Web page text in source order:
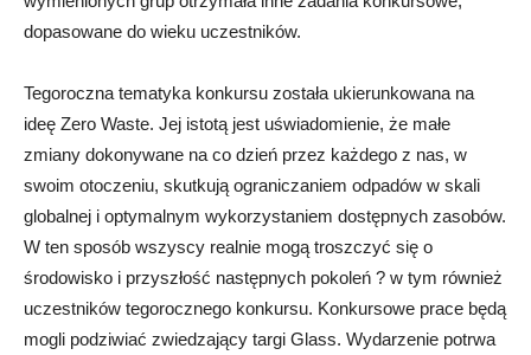
dopasowane do wieku uczestników.
Tegoroczna tematyka konkursu została ukierunkowana na
ideę Zero Waste. Jej istotą jest uświadomienie, że małe
zmiany dokonywane na co dzień przez każdego z nas, w
swoim otoczeniu, skutkują ograniczaniem odpadów w skali
globalnej i optymalnym wykorzystaniem dostępnych zasobów.
W ten sposób wszyscy realnie mogą troszczyć się o
środowisko i przyszłość następnych pokoleń ? w tym również
uczestników tegorocznego konkursu. Konkursowe prace będą
mogli podziwiać zwiedzający targi Glass. Wydarzenie potrwa